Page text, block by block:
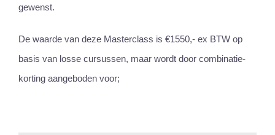
gewenst.
De waarde van deze Masterclass is €1550,- ex BTW op
basis van losse cursussen, maar wordt door combinatie-
korting aangeboden voor;